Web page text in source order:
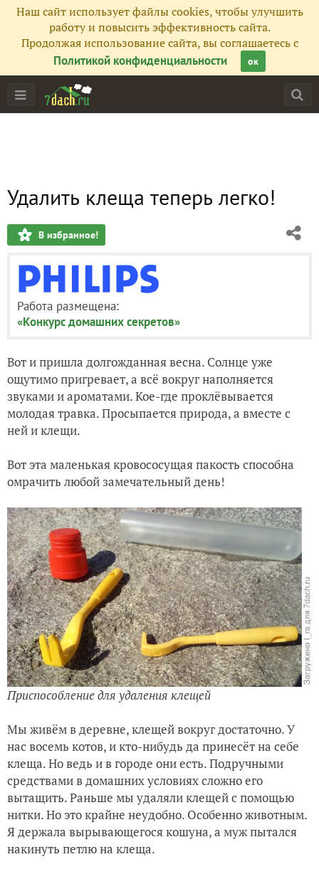
Наш сайт использует файлы cookies, чтобы улучшить
работу и повысить эффективность сайта.
Продолжая использование сайта, вы соглашаетесь с
Политикой конфиденциальности
ок
Удалить клеща теперь легко!
В избранное!
Работа размещена:
«Конкурс домашних секретов»
Вот и пришла долгожданная весна. Солнце уже
ощутимо пригревает, а всё вокруг наполняется
звуками и ароматами. Кое-где проклёвывается
молодая травка. Просыпается природа, а вместе с
ней и клещи.
Вот эта маленькая кровососущая пакость способна
омрачить любой замечательный день!
Приспособление для удаления клещей
Мы живём в деревне, клещей вокруг достаточно. У
нас восемь котов, и кто-нибудь да принесёт на себе
клеща. Но ведь и в городе они есть. Подручными
средствами в домашних условиях сложно его
вытащить. Раньше мы удаляли клещей с помощью
нитки. Но это крайне неудобно. Особенно животным.
Я держала вырывающегося кошуна, а муж пытался
накинуть петлю на клеща.